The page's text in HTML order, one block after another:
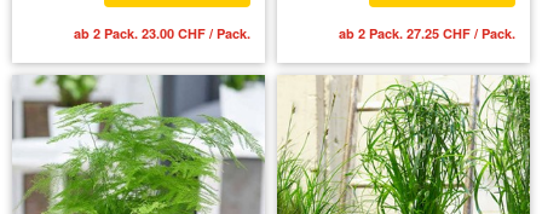
ab 2 Pack. 23.00 CHF / Pack. ab 2 Pack. 27.25 CHF / Pack.